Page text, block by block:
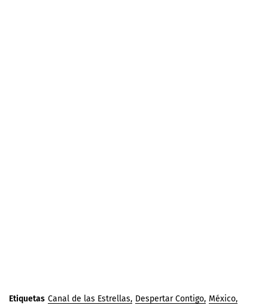
Etiquetas Canal de las Estrellas Despertar Contigo México